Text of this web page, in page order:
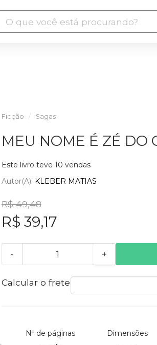
Ficção Sagas
MEU NOME É ZÉ DO
Este livro teve 10 vendas
Autor(a): KLEBER MATIAS
R$ 49,48
R$ 39,17
- +
Calcular o frete
Nº de páginas Dimensões